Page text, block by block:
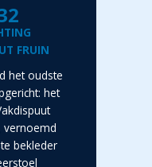
FRUIN
het oudste
het
vernoemd
bekleder